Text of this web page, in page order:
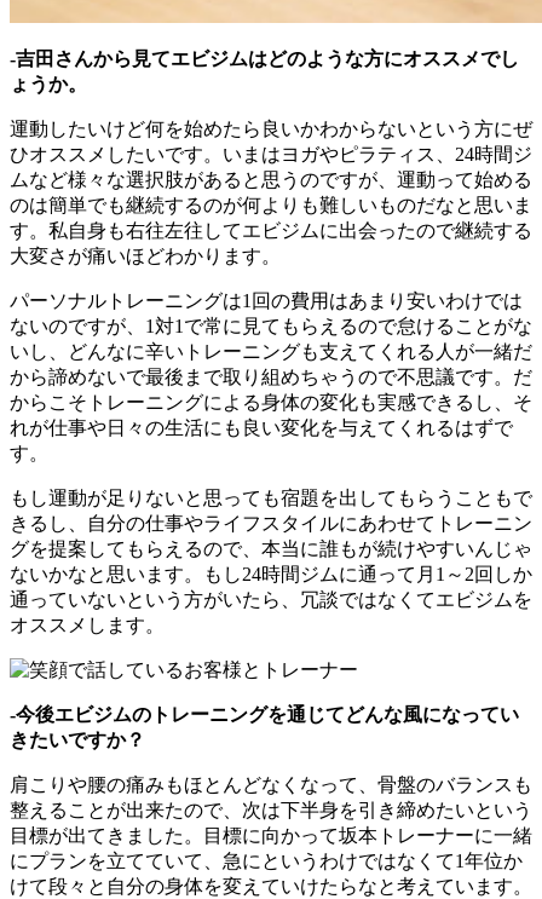
-吉田さんから見てエビジムはどのような方にオススメでし
ょうか。
運動したいけど何を始めたら良いかわからないという方にぜ
ひオススメしたいです。いまはヨガやピラティス、24時間ジ
ムなど様々な選択肢があると思うのですが、運動って始める
のは簡単でも継続するのが何よりも難しいものだなと思いま
す。私自身も右往左往してエビジムに出会ったので継続する
大変さが痛いほどわかります。
パーソナルトレーニングは1回の費用はあまり安いわけでは
ないのですが、1対1で常に見てもらえるので怠けることがな
いし、どんなに辛いトレーニングも支えてくれる人が一緒だ
から諦めないで最後まで取り組めちゃうので不思議です。だ
からこそトレーニングによる身体の変化も実感できるし、そ
れが仕事や日々の生活にも良い変化を与えてくれるはずで
す。
もし運動が足りないと思っても宿題を出してもらうこともで
きるし、自分の仕事やライフスタイルにあわせてトレーニン
グを提案してもらえるので、本当に誰もが続けやすいんじゃ
ないかなと思います。もし24時間ジムに通って月1～2回しか
通っていないという方がいたら、冗談ではなくてエビジムを
オススメします。
-今後エビジムのトレーニングを通じてどんな風になってい
きたいですか？
肩こりや腰の痛みもほとんどなくなって、骨盤のバランスも
整えることが出来たので、次は下半身を引き締めたいという
目標が出てきました。目標に向かって坂本トレーナーに一緒
にプランを立てていて、急にというわけではなくて1年位か
けて段々と自分の身体を変えていけたらなと考えています。